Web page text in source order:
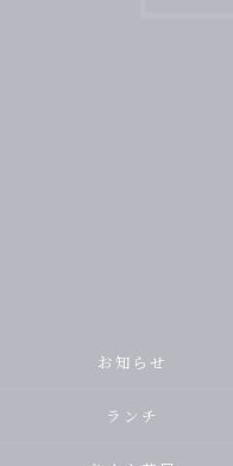
お知らせ
ランチ